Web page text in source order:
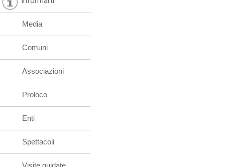
Media
Comuni
Associazioni
Proloco
Enti
Spettacoli
Visite guidate